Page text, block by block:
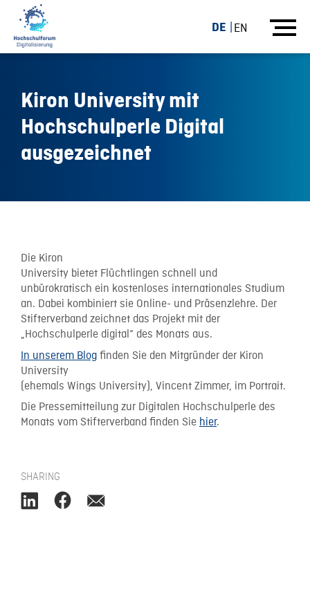
DE EN
Kiron University mit
Hochschulperle Digital
ausgezeichnet
Die Kiron
University bietet Flüchtlingen schnell und
unbürokratisch ein kostenloses internationales Studium
an. Dabei kombiniert sie Online- und Präsenzlehre. Der
Stifterverband zeichnet das Projekt mit der
„Hochschulperle digital“ des Monats aus.
In unserem Blog finden Sie den Mitgründer der Kiron
University
(ehemals Wings University), Vincent Zimmer, im Portrait.
Die Pressemitteilung zur Digitalen Hochschulperle des
Monats vom Stifterverband finden Sie hier.
SHARING